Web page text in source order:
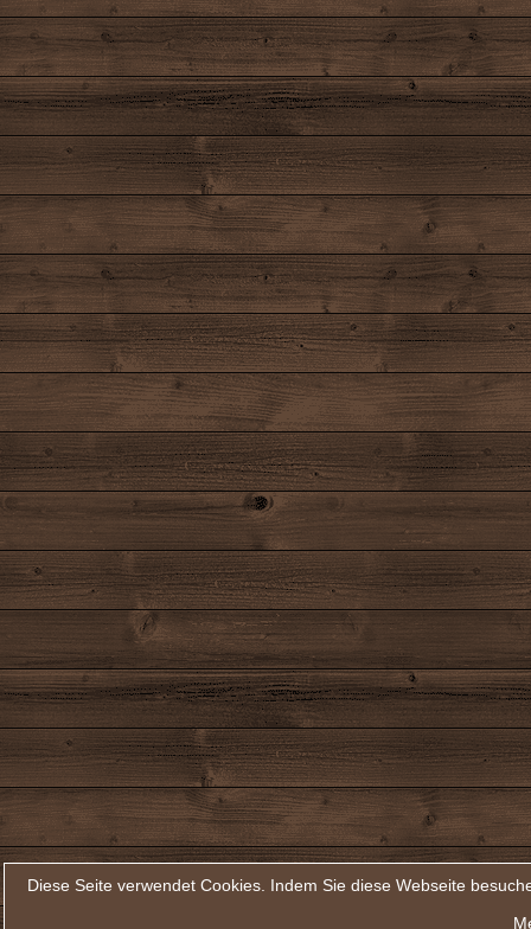
Diese Seite verwendet Cookies. Indem Sie diese Webseite